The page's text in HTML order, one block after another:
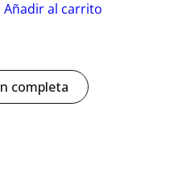
Añadir al carrito
completa